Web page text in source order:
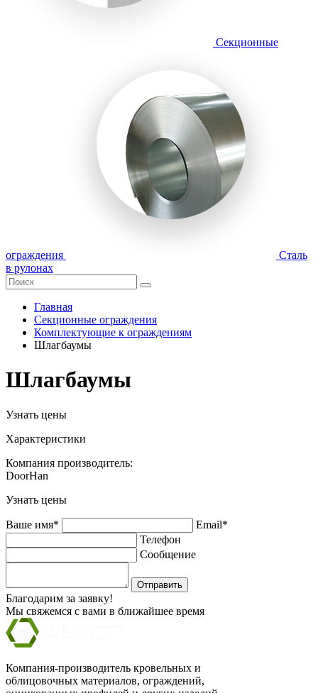
Секционные
ограждения
Сталь
в рулонах
Главная
Секционные ограждения
Комплектующие к ограждениям
Шлагбаумы
Шлагбаумы
Узнать цены
Характеристики
Компания производитель:
DoorHan
Узнать цены
Ваше имя*
Email*
Телефон
Сообщение
Отправить
Благодарим за заявку!
Мы свяжемся с вами в ближайшее время
Компания-производитель кровельных и
облицовочных материалов, ограждений,